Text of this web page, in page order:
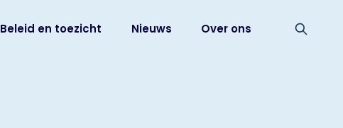
Beleid en toezicht Nieuws Over ons